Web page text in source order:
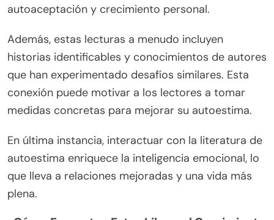
autoaceptación y crecimiento personal.
Además, estas lecturas a menudo incluyen
historias identificables y conocimientos de autores
que han experimentado desafíos similares. Esta
conexión puede motivar a los lectores a tomar
medidas concretas para mejorar su autoestima.
En última instancia, interactuar con la literatura de
autoestima enriquece la inteligencia emocional, lo
que lleva a relaciones mejoradas y una vida más
plena.